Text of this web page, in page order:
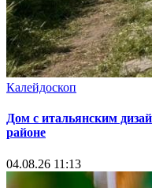
Калейдоскоп
Дом с итальянским
районе
04.08.26 11:13